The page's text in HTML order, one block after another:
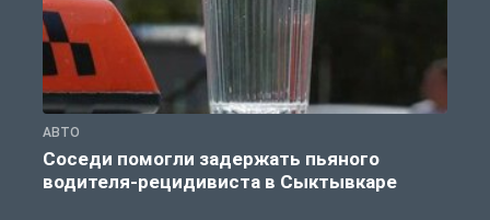
АВТО
Соседи помогли задержать пьяного
водителя-рецидивиста в Сыктывкаре